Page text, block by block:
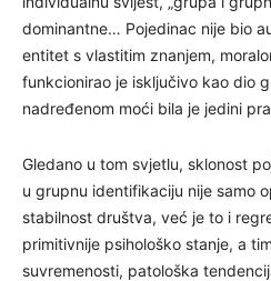
dominantne… Pojedinac nije bio
entitet s vlastitim znanjem,
funkcionirao je isključivo kao dio
nadređenom moći bila je jedini
Gledano u tom svjetlu, sklonost
u grupnu identifikaciju nije samo
stabilnost društva, već je to i
primitivnije psihološko stanje, a
suvremenosti, patološka